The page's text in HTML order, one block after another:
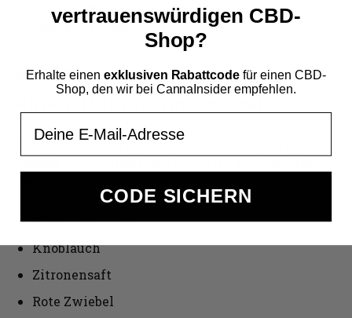
angereichertem Öl für eine leichte und dennoch
schmackhafte Mahlzeit.
Herzhafte Tomatensuppe mit
einem Hauch von Cannabis
Eine klassische Tomatensuppe wird durch die
Pflaumentomaten
Knoblauch
Zitronensaft
Rote Zwiebel
vertrauenswürdigen CBD-
Shop?
Erhalte einen exklusiven Rabattcode für einen CBD-
Shop, den wir bei CannaInsider empfehlen.
CODE SICHERN